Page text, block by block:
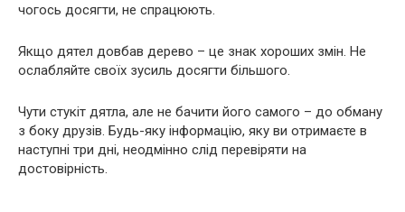
чогось досягти, не спрацюють.
Якщо дятел довбав дерево – це знак хороших змін. Не
ослабляйте своїх зусиль досягти більшого.
Чути стукіт дятла, але не бачити його самого – до обману
з боку друзів. Будь-яку інформацію, яку ви отримаєте в
наступні три дні, неодмінно слід перевіряти на
достовірність.